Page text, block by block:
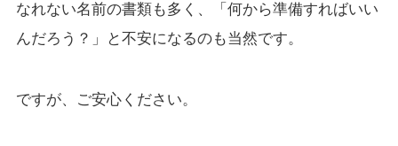
なれない名前の書類も多く、「何から準備すればいい
んだろう？」と不安になるのも当然です。
ですが、ご安心ください。